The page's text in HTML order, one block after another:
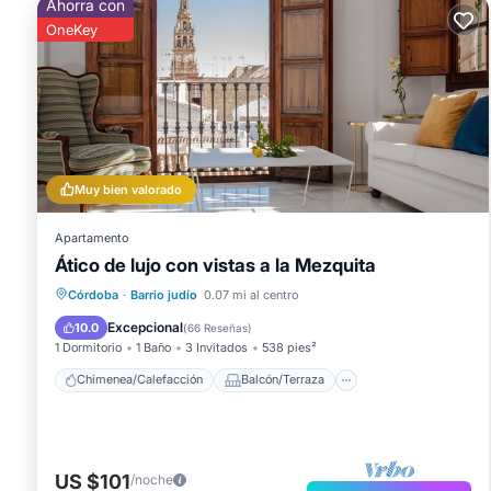
Muy bien valorado
Ahorra con
OneKey
Apartamento
Ático de lujo con vistas a la Mezquita
Córdoba · Barrio judío 0.07 mi al centro
10.0 Excepcional(66 Reseñas)
1 Dormitorio 1 Baño 3 Invitados 538 pies²
Chimenea/Calefacción Balcón/Terraza
Chimenea/Calefacción
Cocina
Aparcamiento
US $101/noche